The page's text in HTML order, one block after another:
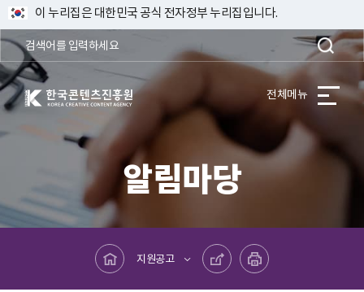
이 누리집은 대한민국 공식 전자정부 누리집입니다.
한국콘텐츠진흥원 KOREA CREATIVE CONTENT AGENCY 전체메뉴
알림마당
메인페이지로 바로가기
지원공고
공유하기 프린트하기